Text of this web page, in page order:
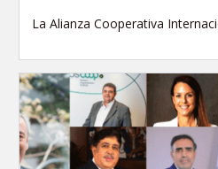
La Alianza Cooperativa